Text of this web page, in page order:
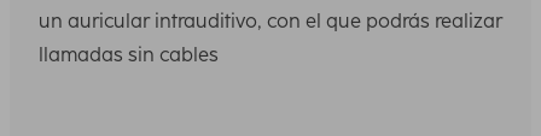
un auricular intrauditivo, con el que podrás realizar
llamadas sin cables